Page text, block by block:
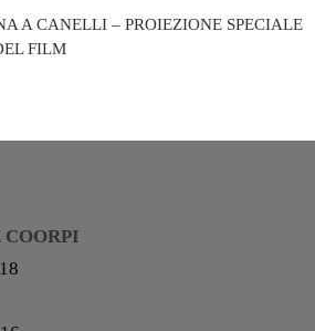
A CANELLI – PROIEZIONE SPECIALE
FILM